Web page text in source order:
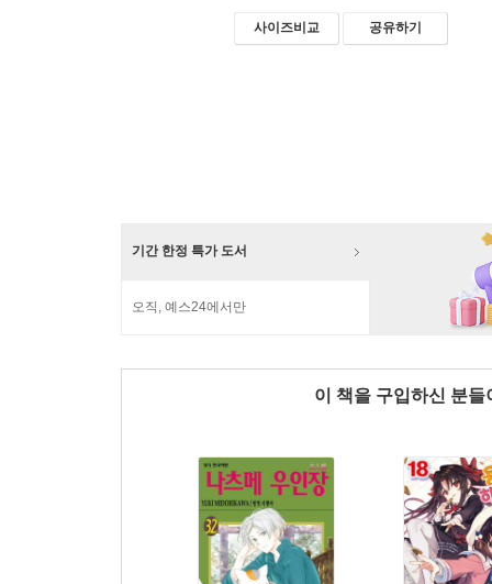
사이즈비교 공유하기
기간 한정 특가 도서
오직, 예스24에서만
이 책을 구입하신 분